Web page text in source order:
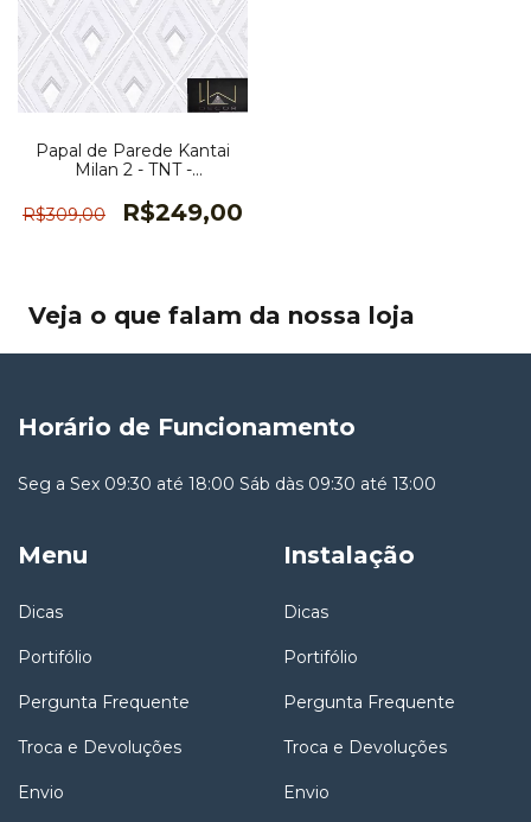
Papal de Parede Kantai
Milan 2 - TNT -
R$309,00
R$249,00
Veja o que falam da nossa loja
Horário de Funcionamento
Seg a Sex 09:30 até 18:00 Sáb dàs 09:30 até 13:00
Menu
Dicas
Portifólio
Pergunta Frequente
Troca e Devoluções
Envio
Instalação
Dicas
Portifólio
Pergunta Frequente
Troca e Devoluções
Envio